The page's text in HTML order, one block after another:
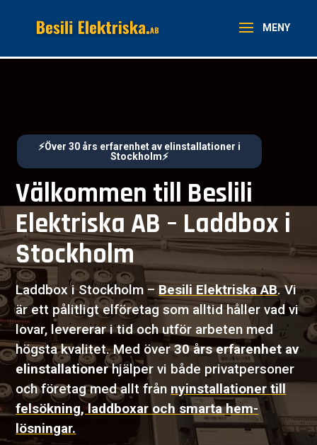
⚡Över 30 års erfarenhet av elinstallationer i
Stockholm⚡
Välkommen till Beslili
Elektriska AB – Laddbox i
Stockholm
Laddbox i Stockholm –Besili Elektriska AB. Vi
är ett pålitligt elföretag som alltid håller vad vi
lovar, levererar i tid och utför arbeten med
högsta kvalitet. Med över30 års erfarenhet av
elinstallationerhjälper vi både privatpersoner
och företag med allt från nyinstallationer till
felsökning, laddboxar och smarta hem-
lösningar.